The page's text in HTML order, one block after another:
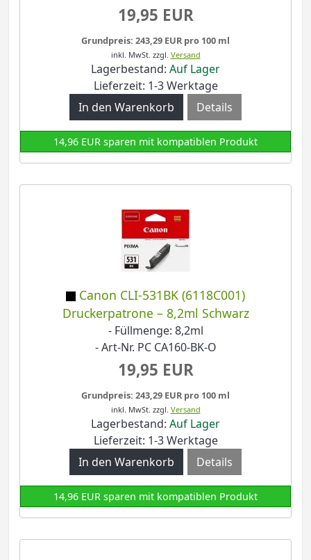
19,95 EUR
Grundpreis: 243,29 EUR pro 100 ml
inkl. MwSt. zzgl. Versand
Lagerbestand: Auf Lager
Lieferzeit: 1-3 Werktage
Details
14,96 EUR sparen mit kompatiblen Produkt
Canon CLI-531BK (6118C001)
Druckerpatrone – 8,2ml Schwarz
- Füllmenge: 8,2ml
- Art-Nr. PC CA160-BK-O
19,95 EUR
Grundpreis: 243,29 EUR pro 100 ml
inkl. MwSt. zzgl. Versand
Lagerbestand: Auf Lager
Lieferzeit: 1-3 Werktage
Details
14,96 EUR sparen mit kompatiblen Produkt